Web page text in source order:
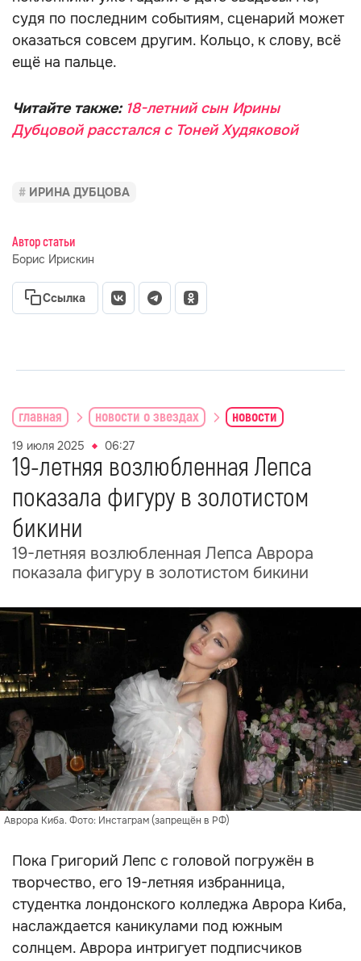
судя по последним событиям, сценарий может
оказаться совсем другим. Кольцо, к слову, всё
ещё на пальце.
Читайте также: 18-летний сын Ирины
Дубцовой расстался с Тоней Худяковой
ИРИНА ДУБЦОВА
Автор статьи
Борис Ирискин
Ссылка
главная новости о звездах новости
19 июля 2025 06:27
19-летняя возлюбленная Лепса
показала фигуру в золотистом
бикини
19-летняя возлюбленная Лепса Аврора
показала фигуру в золотистом бикини
Аврора Киба. Фото: Инстаграм (запрещён в РФ)
Пока Григорий Лепс с головой погружён в
творчество, его 19-летняя избранница,
студентка лондонского колледжа Аврора Киба,
наслаждается каникулами под южным
солнцем. Аврора интригует подписчиков